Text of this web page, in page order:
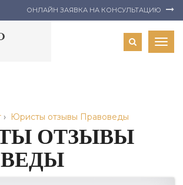
ОНЛАЙН ЗАЯВКА НА КОНСУЛЬТАЦИЮ
› Юристы отзывы Правоведы
ОТЗЫВЫ